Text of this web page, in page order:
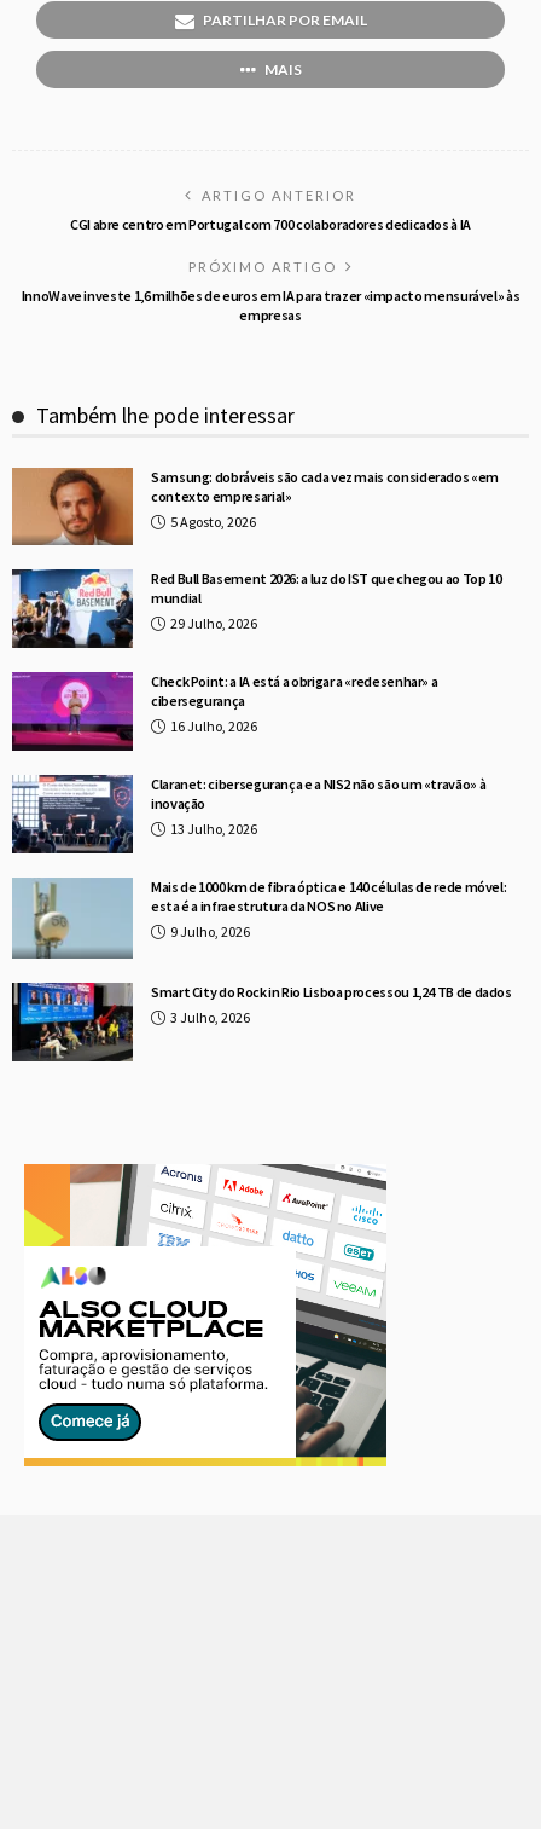
PARTILHAR POR EMAIL
MAIS
ARTIGO ANTERIOR
CGI abre centro em Portugal com 700 colaboradores dedicados à IA
PRÓXIMO ARTIGO
InnoWave investe 1,6 milhões de euros em IA para trazer «impacto mensurável» às
empresas
Também lhe pode interessar
Samsung: dobráveis são cada vez mais considerados «em
contexto empresarial»
5 Agosto, 2026
Red Bull Basement 2026: a luz do IST que chegou ao Top 10
mundial
29 Julho, 2026
Check Point: a IA está a obrigar a «redesenhar» a
cibersegurança
16 Julho, 2026
Claranet: cibersegurança e a NIS2 não são um «travão» à
inovação
13 Julho, 2026
Mais de 1000 km de fibra óptica e 140 células de rede móvel:
esta é a infraestrutura da NOS no Alive
9 Julho, 2026
Smart City do Rock in Rio Lisboa processou 1,24 TB de dados
3 Julho, 2026